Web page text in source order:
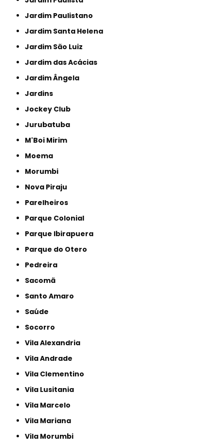
Jardim Paulistano
Jardim Santa Helena
Jardim São Luiz
Jardim das Acácias
Jardim Ângela
Jardins
Jockey Club
Jurubatuba
M'Boi Mirim
Moema
Morumbi
Nova Piraju
Parelheiros
Parque Colonial
Parque Ibirapuera
Parque do Otero
Pedreira
Sacomã
Santo Amaro
Saúde
Socorro
Vila Alexandria
Vila Andrade
Vila Clementino
Vila Lusitania
Vila Marcelo
Vila Mariana
Vila Morumbi